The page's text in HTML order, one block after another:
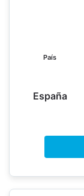
País
España